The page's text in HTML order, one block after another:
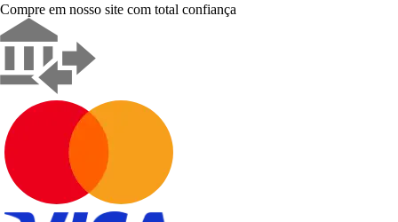
Compre em nosso site com total confiança